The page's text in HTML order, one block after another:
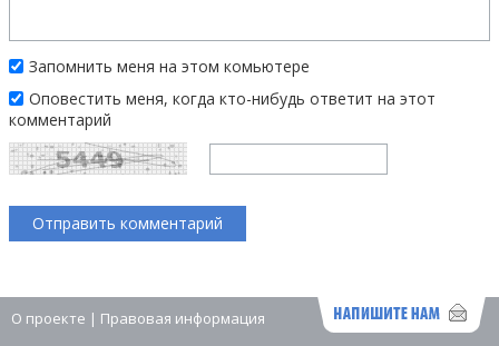
Запомнить меня на этом комьютере
Оповестить меня, когда кто-нибудь ответит на этот
комментарий
О проекте | Правовая информация